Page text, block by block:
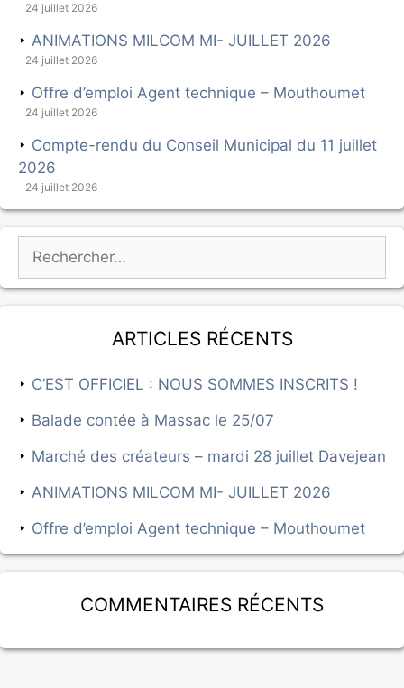
24 juillet 2026
ANIMATIONS MILCOM MI- JUILLET 2026
24 juillet 2026
Offre d’emploi Agent technique – Mouthoumet
24 juillet 2026
Compte-rendu du Conseil Municipal du 11 juillet
2026
24 juillet 2026
Articles récents
C’EST OFFICIEL : NOUS SOMMES INSCRITS !
Balade contée à Massac le 25/07
Marché des créateurs – mardi 28 juillet Davejean
ANIMATIONS MILCOM MI- JUILLET 2026
Offre d’emploi Agent technique – Mouthoumet
Commentaires récents